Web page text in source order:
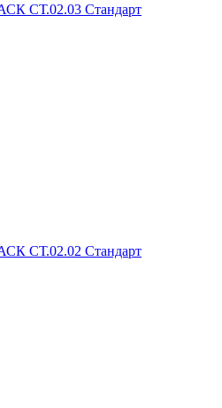
СТ.02.03 Стандарт
СТ.02.02 Стандарт